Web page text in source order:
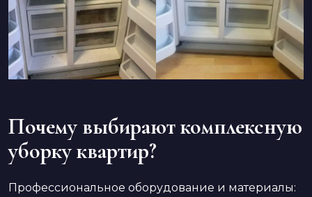
Почему выбирают комплексную
уборку квартир?
Профессиональное оборудование и материалы: